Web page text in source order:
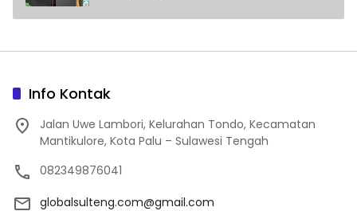
Info Kontak
Jalan Uwe Lambori, Kelurahan Tondo, Kecamatan
Mantikulore, Kota Palu – Sulawesi Tengah
082349876041
globalsulteng.com@gmail.com